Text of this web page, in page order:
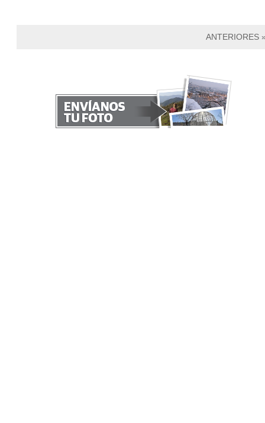
ANTERIORES